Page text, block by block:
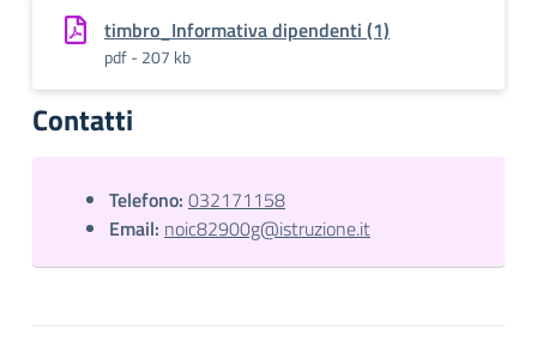
timbro_Informativa dipendenti (1)
pdf - 207 kb
Contatti
Telefono: 032171158
Email: noic82900g@istruzione.it